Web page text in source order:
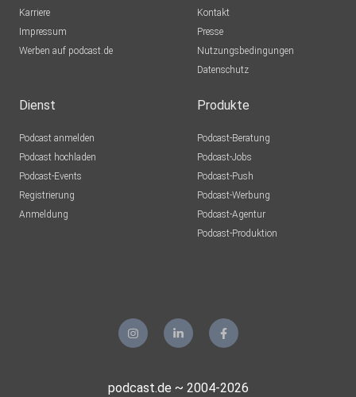
Karriere
Impressum
Werben auf podcast.de
Kontakt
Presse
Nutzungsbedingungen
Datenschutz
Dienst
Podcast anmelden
Podcast hochladen
Podcast-Events
Registrierung
Anmeldung
Produkte
Podcast-Beratung
Podcast-Jobs
Podcast-Push
Podcast-Werbung
Podcast-Agentur
Podcast-Produktion
podcast.de ~ 2004-2026